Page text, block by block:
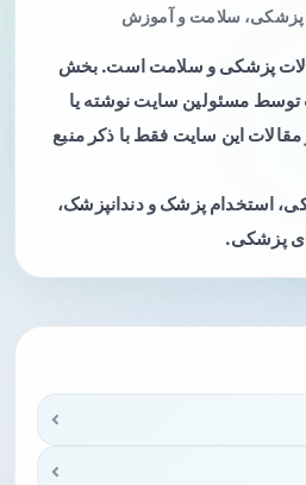
پزشکی، سلامت و آموزش
پزشکی و سلامت است. بخش
توسط مسئولین سایت نوشته یا
این سایت فقط با ذکر منبع
استخدام پزشک و دندانپزشک،